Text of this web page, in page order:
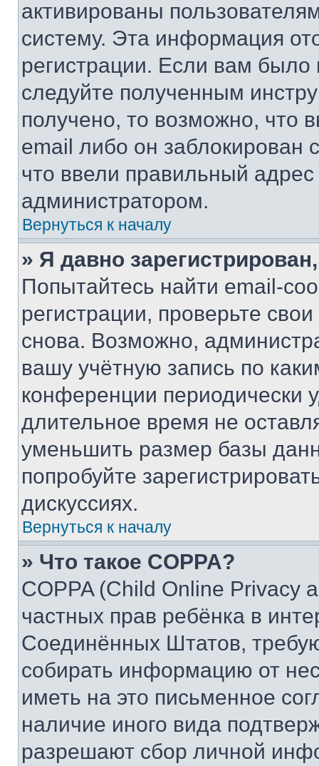
активированы
систему. Эта информация
регистрации. Если вам
следуйте полученным
получено, то возможно, что
email либо он
что ввели правильный адрес
администратором.
Вернуться к началу
» Я давно
Попытайтесь найти email-
регистрации, проверьте
снова. Возможно,
вашу учётную запись по
конференции периодически
длительное время не
уменьшить размер базы
попробуйте
дискуссиях.
Вернуться к началу
» Что такое COPPA?
COPPA (Child Online Privacy
частных прав ребёнка в
Соединённых Штатов,
собирать информацию от
иметь на это письменное
наличие иного вида
разрешают сбор личной